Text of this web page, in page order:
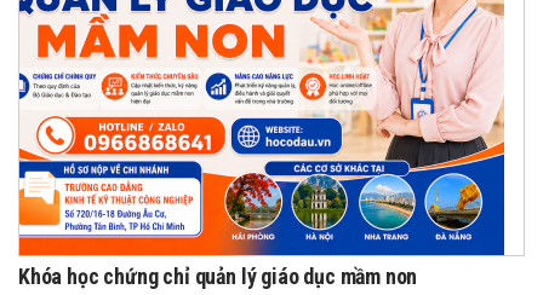
Khóa học chứng chỉ quản lý giáo dục mầm non